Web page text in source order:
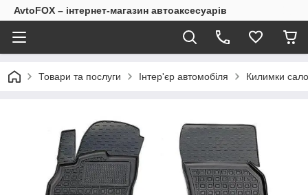
AvtoFOX – інтернет-магазин автоаксесуарів
Товари та послуги Інтер'єр автомобіля Килимки